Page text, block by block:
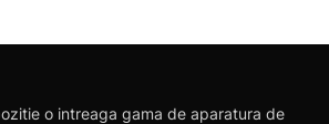
o intreaga gama de aparatura de